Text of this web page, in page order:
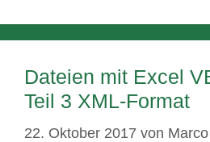
Dateien mit Excel
Teil 3 XML-Format
22. Oktober 2017 von